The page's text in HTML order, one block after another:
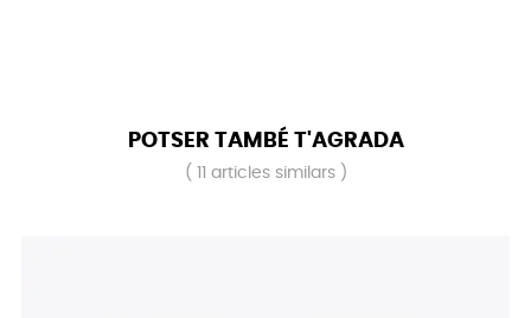
POTSER TAMBÉ T'AGRADA
( 11 articles similars )